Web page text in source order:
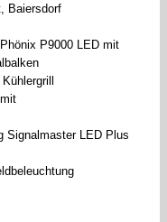
Baiersdorf
P9000 LED mit
Signalmaster LED Plus